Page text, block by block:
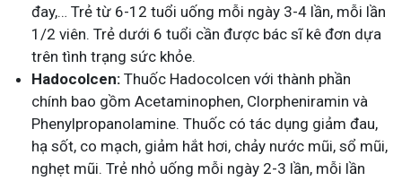
đay,… Trẻ từ 6-12 tuổi uống mỗi ngày 3-4 lần, mỗi lần
1/2 viên. Trẻ dưới 6 tuổi cần được bác sĩ kê đơn dựa
trên tình trạng sức khỏe.
Hadocolcen: Thuốc Hadocolcen với thành phần
chính bao gồm Acetaminophen, Clorpheniramin và
Phenylpropanolamine. Thuốc có tác dụng giảm đau,
hạ sốt, co mạch, giảm hắt hơi, chảy nước mũi, sổ mũi,
nghẹt mũi. Trẻ nhỏ uống mỗi ngày 2-3 lần, mỗi lần